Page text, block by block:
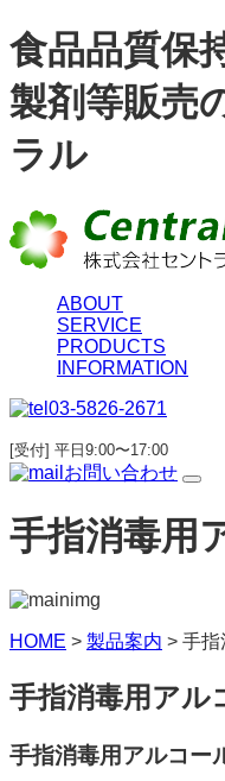
食品品質保
製剤等販売
ラル
ABOUT
SERVICE
PRODUCTS
INFORMATION
03-5826-2671
[受付] 平日9:00〜17:00
お問い合わせ
手指消毒用
HOME > 製品案内 > 手指
手指消毒用アル
手指消毒用アルコー